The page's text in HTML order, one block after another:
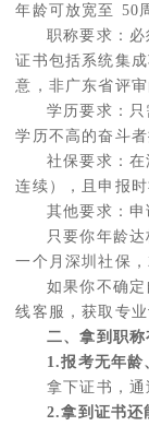
年龄可放宽至 50
职称要求：
证书包括系统集
意，非广东省评
学历要求：
学历不高的奋斗者
社保要求：
连续），且申报
其他要求：申
只要你年龄
一个月深圳社保
如果你不确
线客服，获取专业
二、拿到职称
1.报考无年龄
拿下证书，
2.拿到证书还